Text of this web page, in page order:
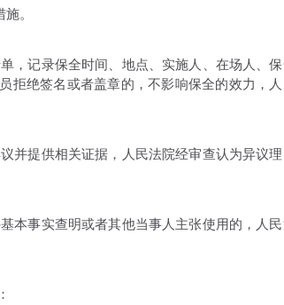
。
记录保全时间、地点、实施人、在场人、
拒绝签名或者盖章的，不影响保全的效力，
提供相关证据，人民法院经审查认为异议
事实查明或者其他当事人主张使用的，人